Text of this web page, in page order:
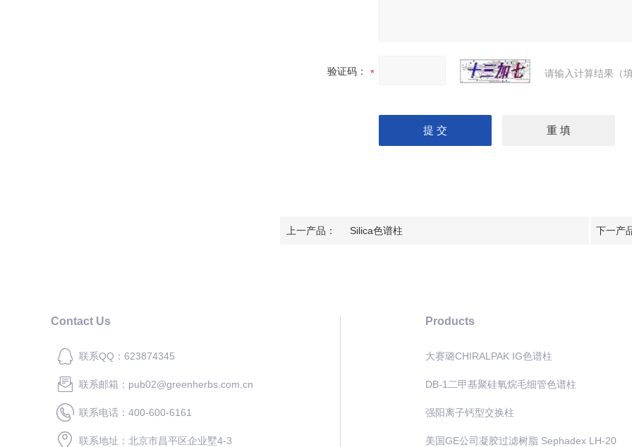
验证码： 请输入计算结果（
上一产品： Silica色谱柱 下一产
Contact Us
联系QQ：623874345
联系邮箱：pub02@greenherbs.com.cn
联系电话：400-600-6161
联系地址：北京市昌平区企业墅4-3
Products
大赛璐CHIRALPAK IG色谱柱
DB-1二甲基聚硅氧烷毛细管色谱柱
强阳离子钙型交换柱
美国GE公司凝胶过滤树脂 Sephadex LH-20